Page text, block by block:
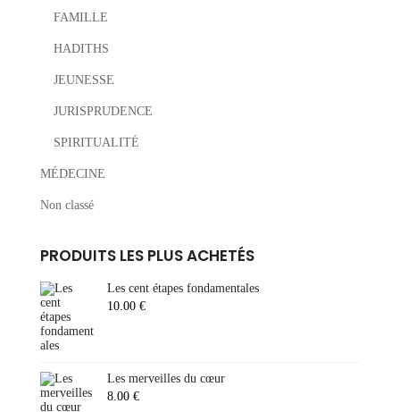
FAMILLE
HADITHS
JEUNESSE
JURISPRUDENCE
SPIRITUALITÉ
MÉDECINE
Non classé
PRODUITS LES PLUS ACHETÉS
Les cent étapes fondamentales
10.00 €
Les merveilles du cœur
8.00 €